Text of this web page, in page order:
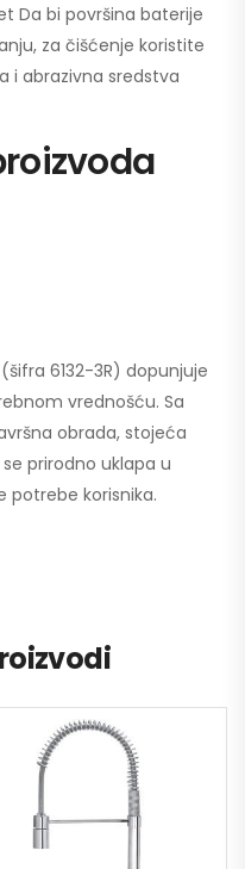
Da bi površina baterije
za čišćenje koristite
i abrazivna sredstva
6132-3R) dopunjuje
vrednošću. Sa
obrada, stojeća
prirodno uklapa u
potrebe korisnika.